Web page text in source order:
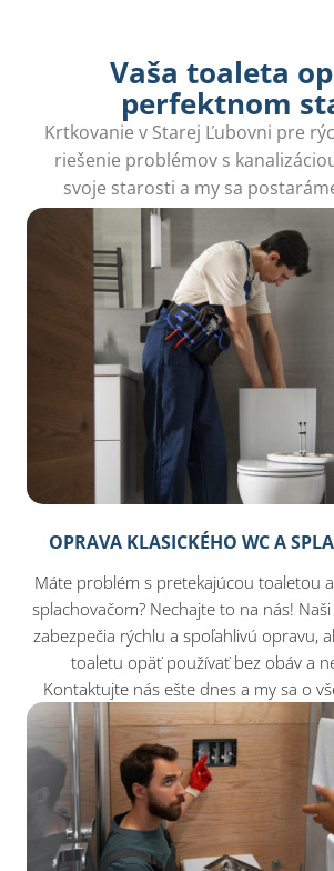
Vaša toaleta
perfektnom
Krtkovanie v Starej Ľubovni pre
riešenie problémov s
svoje starosti a my sa
čistenie a
OPRAVA KLASICKÉHO WC A
Máte problém s pretekajúcou toaletou
splachovačom? Nechajte to na nás!
zabezpečia rýchlu a spoľahlivú opravu,
toaletu opäť používať bez obáv a
Kontaktujte nás ešte dnes a my sa o